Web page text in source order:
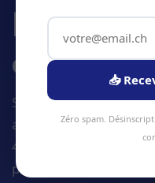
et
Service nettoyage de
alentours. Devis
48h en moyenne.
professionnel, tarifs
📥
Zéro spam.